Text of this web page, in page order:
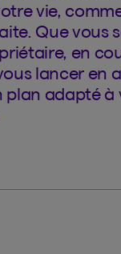
vie,
Que vous
en
lancer en
plan adapté